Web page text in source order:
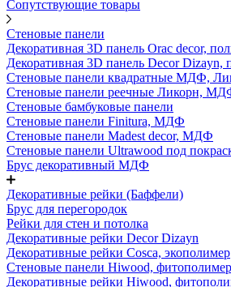
Сопутствующие товары
Стеновые панели
Декоративная 3D панель Orac decor,
Декоративная 3D панель Decor Dizayn,
Стеновые панели квадратные МДФ,
Стеновые панели реечные Ликорн,
Стеновые бамбуковые панели
Стеновые панели Finitura, МДФ
Стеновые панели Madest decor, МДФ
Стеновые панели Ultrawood под
Брус декоративный МДФ
Декоративные рейки (Баффели)
Брус для перегородок
Рейки для стен и потолка
Декоративные рейки Decor Dizayn
Декоративные рейки Cosca, экополимер
Стеновые панели Hiwood, фитополимер
Декоративные рейки Hiwood,